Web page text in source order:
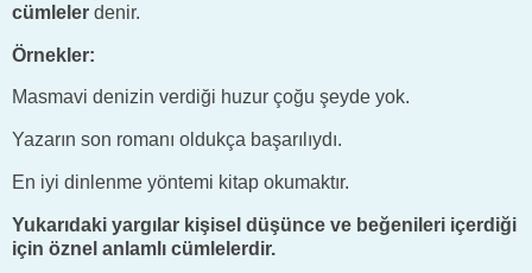
cümleler denir.
Örnekler:
Masmavi denizin verdiği huzur çoğu şeyde yok.
Yazarın son romanı oldukça başarılıydı.
En iyi dinlenme yöntemi kitap okumaktır.
Yukarıdaki yargılar kişisel düşünce ve beğenileri içerdiği
için öznel anlamlı cümlelerdir.